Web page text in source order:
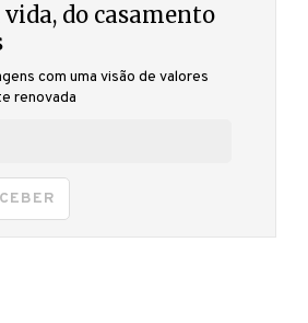
vida, do casamento
com uma visão de valores
renovada